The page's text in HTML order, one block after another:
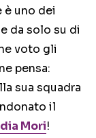
è uno dei
da solo su di
voto gli
pensa:
sua squadra
il
Mori!